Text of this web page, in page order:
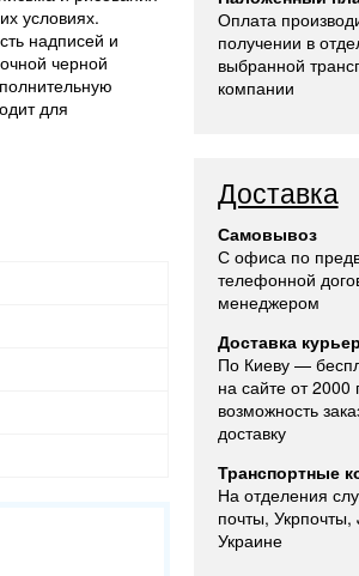
условиях.
надписей и
черной
для
Оплата
получении в
выбранной
компании
Доставка
Самовывоз
С офиса по
телефонной
менеджером
Доставка
По Киеву —
на сайте от 2000
возможность
доставку
Транспортные
На отделения
почты, Укрпочты,
Украине